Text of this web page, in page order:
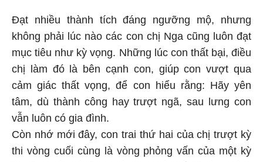
Đạt nhiều thành tích đáng ngưỡng mộ, nhưng
không phải lúc nào các con chị Nga cũng luôn đạt
mục tiêu như kỳ vọng. Những lúc con thất bại, điều
chị làm đó là bên cạnh con, giúp con vượt qua
cảm giác thất vọng, để con hiểu rằng: Hãy yên
tâm, dù thành công hay trượt ngã, sau lưng con
vẫn luôn có gia đình.
Còn nhớ mới đây, con trai thứ hai của chị trượt kỳ
thi vòng cuối cùng là vòng phỏng vấn của một kỳ